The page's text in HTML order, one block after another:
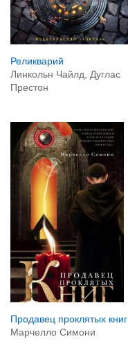
Реликварий
Линкольн Чайлд, Дуглас
Престон
Продавец проклятых книг
Марчелло Симони